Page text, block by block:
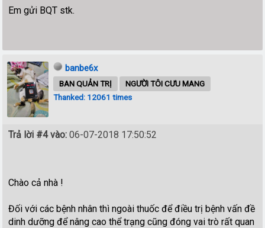
Em gửi BQT stk.
banbe6x
BAN QUẢN TRỊ
NGƯỜI TÔI CƯU MANG
Thanked: 12061 times
Trả lời #4 vào: 06-07-2018 17:50:52
Chào cả nhà !
Đối với các bệnh nhân thì ngoài thuốc để điều trị bệnh vấn đề
dinh dưỡng để nâng cao thể trạng cũng đóng vai trò rất quan